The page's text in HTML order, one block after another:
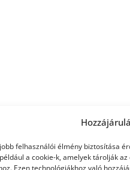
felhasználói élmény biztosítása
a cookie-k, amelyek tárolják
Ezen technológiákhoz való